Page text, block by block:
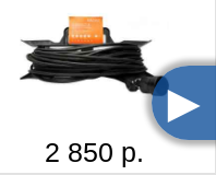
2 850 р.
►